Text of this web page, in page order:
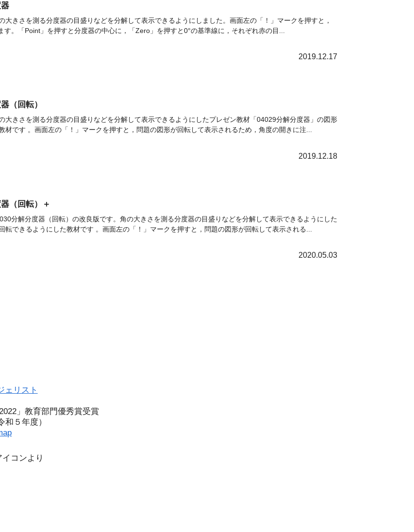
大きさを測る分度器の目盛りなどを分解して表示できるようにしました。画面左の「！」マークを押すと，
す。「Point」を押すと分度器の中心に，「Zero」を押すと0°の基準線に，それぞれ赤の目...
2019.12.17
（回転）
大きさを測る分度器の目盛りなどを分解して表示できるようにしたプレゼン教材「04029分解分度器」の図形
材です 。画面左の「！」マークを押すと，問題の図形が回転して表示されるため，角度の開きに注...
2019.12.18
（回転）＋
分解分度器（回転）の改良版です。角の大きさを測る分度器の目盛りなどを分解して表示できるようにした
転できるようにした教材です 。画面左の「！」マークを押すと，問題の図形が回転して表示される...
2020.05.03
ェリスト
」教育部門優秀賞受賞
５年度）
コンより